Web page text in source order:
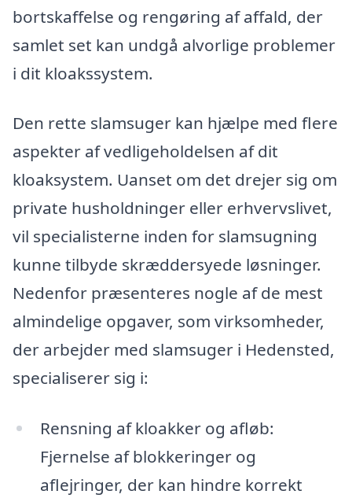
bortskaffelse og rengøring af affald, der
samlet set kan undgå alvorlige problemer
i dit kloakssystem.
Den rette slamsuger kan hjælpe med flere
aspekter af vedligeholdelsen af dit
kloaksystem. Uanset om det drejer sig om
private husholdninger eller erhvervslivet,
vil specialisterne inden for slamsugning
kunne tilbyde skræddersyede løsninger.
Nedenfor præsenteres nogle af de mest
almindelige opgaver, som virksomheder,
der arbejder med slamsuger i Hedensted,
specialiserer sig i:
Rensning af kloakker og afløb:
Fjernelse af blokkeringer og
aflejringer, der kan hindre korrekt